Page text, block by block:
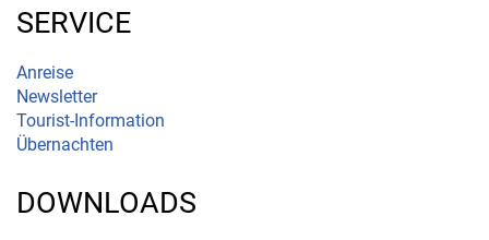
SERVICE
Anreise
Newsletter
Tourist-Information
Übernachten
DOWNLOADS